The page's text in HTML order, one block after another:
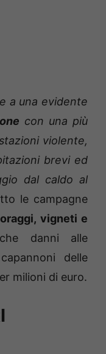
a una evidente
con una più
violente,
brevi ed
dal caldo al
le campagne
vigneti e
danni alle
delle
milioni di euro.